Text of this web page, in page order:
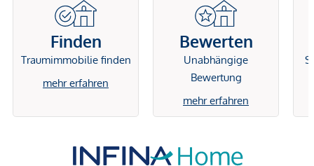
Finden
Traumimmobilie finden
mehr erfahren
Bewerten
Unabhängige
Bewertung
mehr erfahren